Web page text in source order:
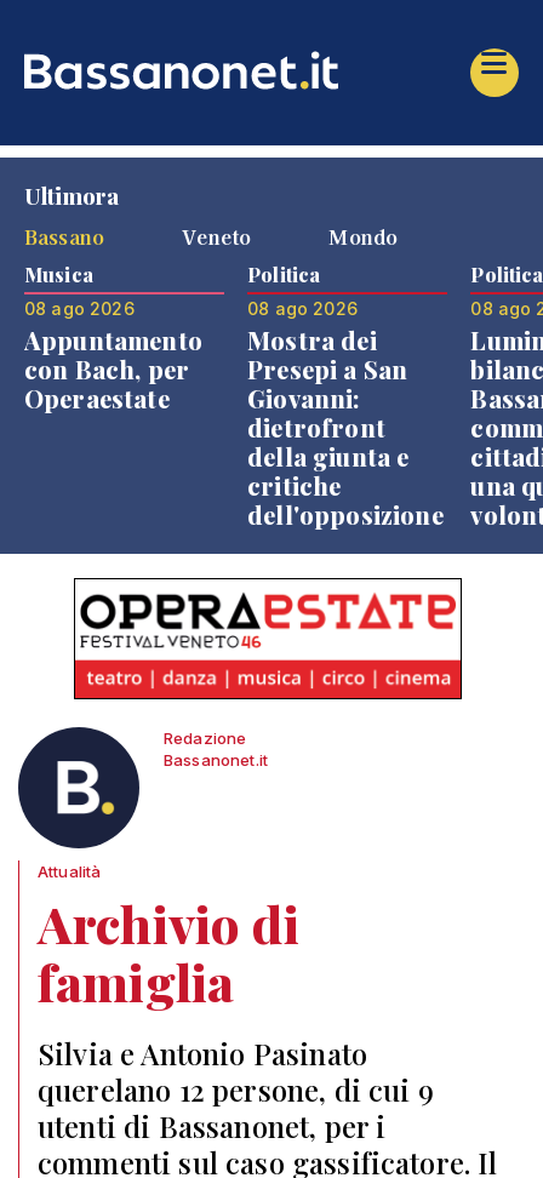
Ultimora
Bassano
Veneto Mondo
Musica
08 ago 2026
Appuntamento
con Bach, per
Operaestate
Politica
08 ago 2026
Mostra dei
Presepi a San
Giovanni:
dietrofront
della giunta e
critiche
dell'opposizione
Politica
08 ago
una
Redazione
Bassanonet.it
Attualità
Archivio di
famiglia
Silvia e Antonio Pasinato
querelano 12 persone, di cui 9
utenti di Bassanonet, per i
commenti sul caso gassificatore. Il